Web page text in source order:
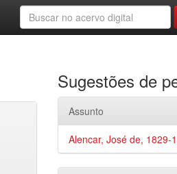
Sugestões de
Assunto
Alencar, José de, 1829-